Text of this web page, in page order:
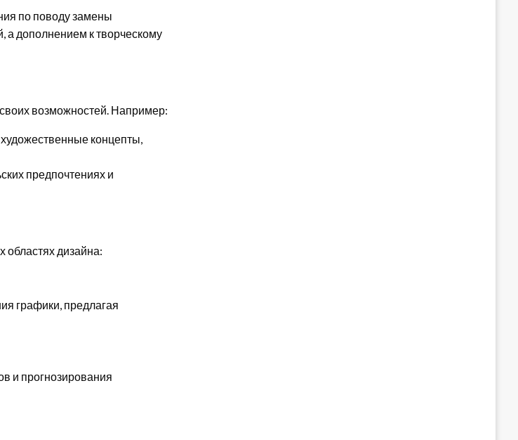
по поводу замены
а дополнением к творческому
возможностей. Например:
концепты,
предпочтениях и
дизайна:
графики, предлагая
и прогнозирования